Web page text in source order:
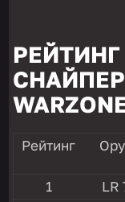
Рейтинг
1
LR